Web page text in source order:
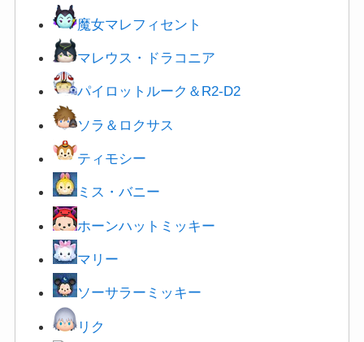
魔女マレフィセント
マレウス・ドラコニア
パイロットルーク＆R2-D2
ソラ＆ロクサス
ティモシー
ミス・バニー
ホーンハットミッキー
マリー
ソーサラーミッキー
リク